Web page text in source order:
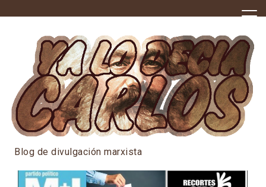
to
Blog de divulgación marxista